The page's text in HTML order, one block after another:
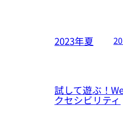
2023年夏
試して遊ぶ！
クセシビリティ